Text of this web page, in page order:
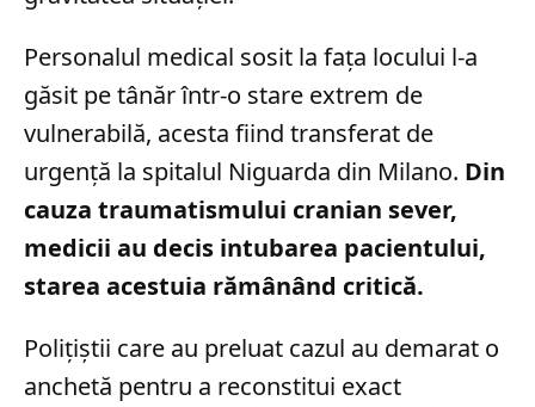
Personalul medical sosit la fața locului l-a
găsit pe tânăr într-o stare extrem de
vulnerabilă, acesta fiind transferat de
urgență la spitalul Niguarda din Milano. Din
cauza traumatismului cranian sever,
medicii au decis intubarea pacientului,
starea acestuia rămânând critică.
Polițiștii care au preluat cazul au demarat o
anchetă pentru a reconstitui exact